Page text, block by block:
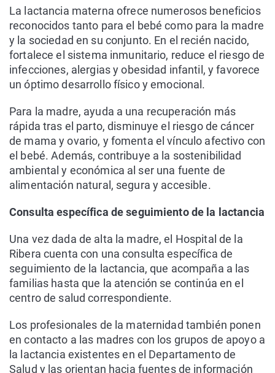
La lactancia materna ofrece numerosos beneficios
reconocidos tanto para el bebé como para la madre
y la sociedad en su conjunto. En el recién nacido,
fortalece el sistema inmunitario, reduce el riesgo de
infecciones, alergias y obesidad infantil, y favorece
un óptimo desarrollo físico y emocional.
Para la madre, ayuda a una recuperación más
rápida tras el parto, disminuye el riesgo de cáncer
de mama y ovario, y fomenta el vínculo afectivo con
el bebé. Además, contribuye a la sostenibilidad
ambiental y económica al ser una fuente de
alimentación natural, segura y accesible.
Consulta específica de seguimiento de la lactancia
Una vez dada de alta la madre, el Hospital de la
Ribera cuenta con una consulta específica de
seguimiento de la lactancia, que acompaña a las
familias hasta que la atención se continúa en el
centro de salud correspondiente.
Los profesionales de la maternidad también ponen
en contacto a las madres con los grupos de apoyo a
la lactancia existentes en el Departamento de
Salud y las orientan hacia fuentes de información